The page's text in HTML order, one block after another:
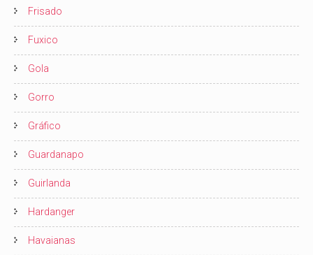
Frisado
Fuxico
Gola
Gorro
Gráfico
Guardanapo
Guirlanda
Hardanger
Havaianas